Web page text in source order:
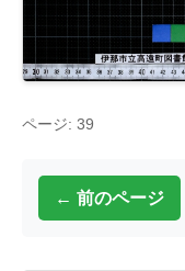
ページ: 39
← 前のページ